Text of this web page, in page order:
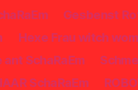
Gesbenst
Hexe Frau witch
SchaRaEm
SchaRaEm